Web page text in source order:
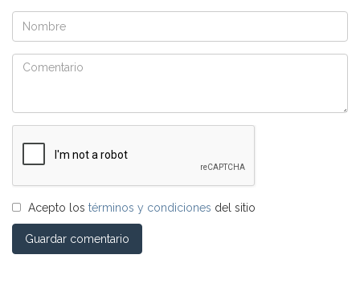
Acepto los términos y condiciones del sitio
Guardar comentario